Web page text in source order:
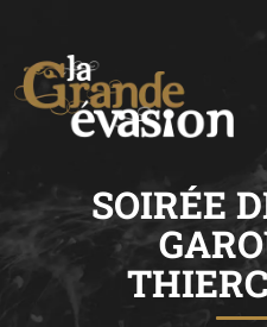
SOIRÉE